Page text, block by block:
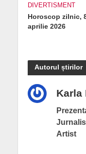
DIVERTISMENT
Horoscop zilnic,
aprilie 2026
Autorul știrilor
Karla
Artist